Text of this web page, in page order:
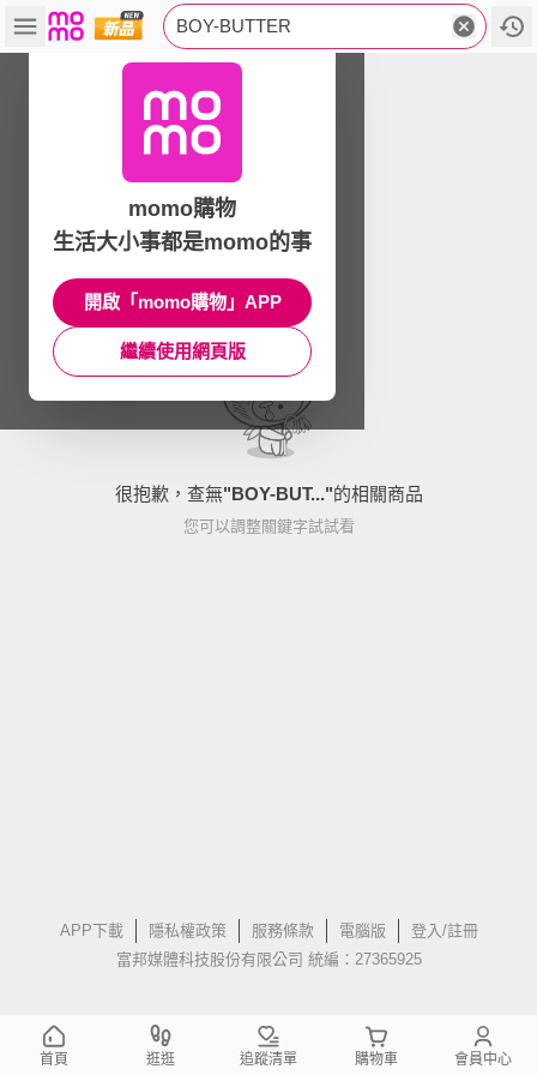
BOY-BUTTER
很抱歉，查無"BOY-BUT..."的相關商品
您可以調整關鍵字試試看
APP下載 隱私權政策 服務條款 電腦版
登入/註冊
富邦媒體科技股份有限公司 統編：27365925
momo購物
生活大小事都是momo的事
開啟「momo購物」APP
繼續使用網頁版
首頁 逛逛 追蹤清單 購物車 會員中心